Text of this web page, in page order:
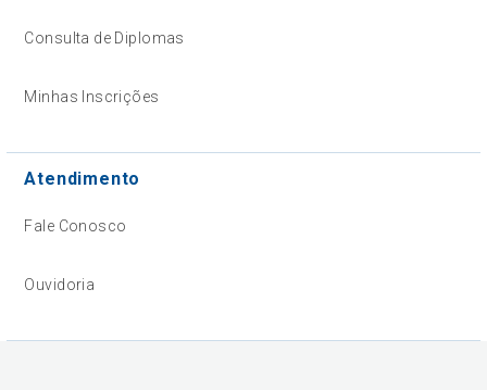
Consulta de Diplomas
Minhas Inscrições
Atendimento
Fale Conosco
Ouvidoria